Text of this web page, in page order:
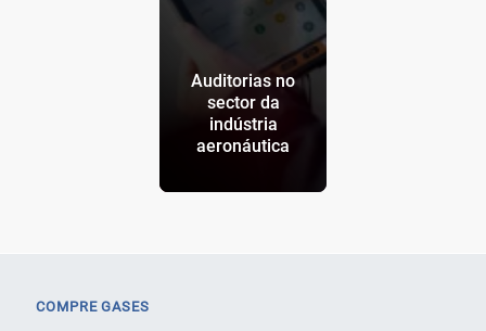
Auditorias no
sector da
indústria
aeronáutica
COMPRE GASES